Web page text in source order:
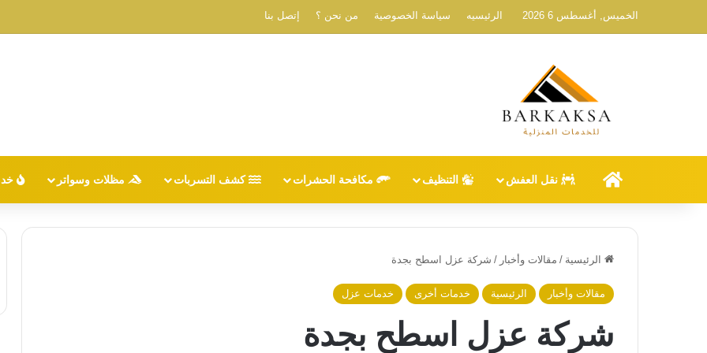
الخميس, أغسطس 6 2026 الرئيسيه سياسة الخصوصية من نحن ؟ إتصل بنا
الرئيسيه نقل العفش التنظيف مكافحة الحشرات كشف التسربات مظلات وسواتر
الرئيسية / مقالات وأخبار / شركة عزل اسطح بجدة
مقالات وأخبار الرئيسية خدمات أخرى خدمات عزل
شركة عزل اسطح بجدة